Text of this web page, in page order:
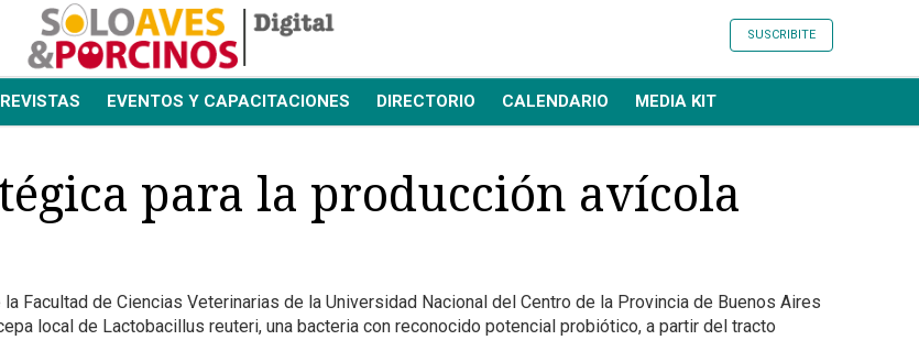
SUSCRIBITE
REVISTAS EVENTOS Y CAPACITACIONES DIRECTORIO CALENDARIO MEDIA KIT
para la producción avícola
Facultad de Ciencias Veterinarias de la Universidad Nacional del Centro de la Provincia de Buenos Aires
local de Lactobacillus reuteri, una bacteria con reconocido potencial probiótico, a partir del tracto